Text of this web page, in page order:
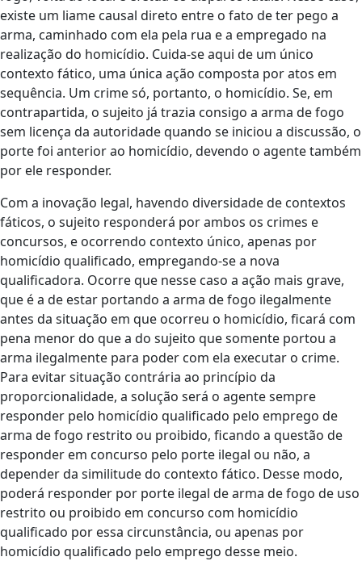
existe um liame causal direto entre o fato de ter pego a
arma, caminhado com ela pela rua e a empregado na
realização do homicídio. Cuida-se aqui de um único
contexto fático, uma única ação composta por atos em
sequência. Um crime só, portanto, o homicídio. Se, em
contrapartida, o sujeito já trazia consigo a arma de fogo
sem licença da autoridade quando se iniciou a discussão, o
porte foi anterior ao homicídio, devendo o agente também
por ele responder.
Com a inovação legal, havendo diversidade de contextos
fáticos, o sujeito responderá por ambos os crimes e
concursos, e ocorrendo contexto único, apenas por
homicídio qualificado, empregando-se a nova
qualificadora. Ocorre que nesse caso a ação mais grave,
que é a de estar portando a arma de fogo ilegalmente
antes da situação em que ocorreu o homicídio, ficará com
pena menor do que a do sujeito que somente portou a
arma ilegalmente para poder com ela executar o crime.
Para evitar situação contrária ao princípio da
proporcionalidade, a solução será o agente sempre
responder pelo homicídio qualificado pelo emprego de
arma de fogo restrito ou proibido, ficando a questão de
responder em concurso pelo porte ilegal ou não, a
depender da similitude do contexto fático. Desse modo,
poderá responder por porte ilegal de arma de fogo de uso
restrito ou proibido em concurso com homicídio
qualificado por essa circunstância, ou apenas por
homicídio qualificado pelo emprego desse meio.